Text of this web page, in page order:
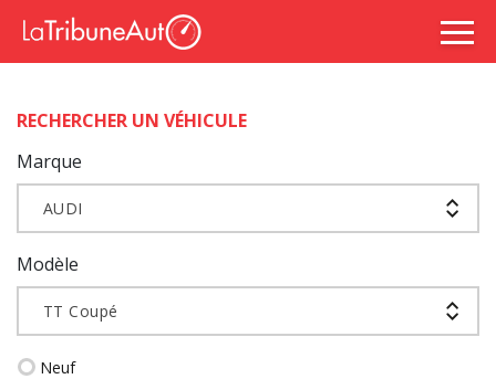
RECHERCHER UN VÉHICULE
Marque
AUDI
Modèle
TT Coupé
Neuf